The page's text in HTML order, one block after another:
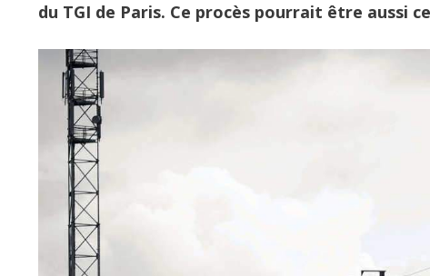
du TGI de Paris. Ce procès pourrait être aussi